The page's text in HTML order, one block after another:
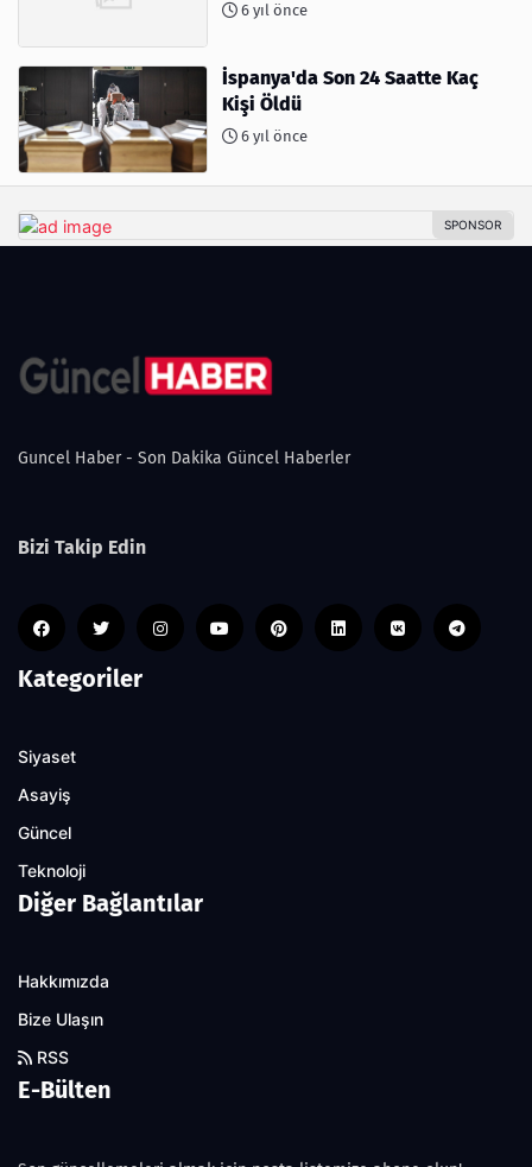
6 yıl önce
İspanya'da Son 24 Saatte Kaç
Kişi Öldü
6 yıl önce
Guncel Haber - Son Dakika Güncel Haberler
Bizi Takip Edin
Kategoriler
Siyaset
Asayiş
Güncel
Teknoloji
Diğer Bağlantılar
Hakkımızda
Bize Ulaşın
RSS
E-Bülten